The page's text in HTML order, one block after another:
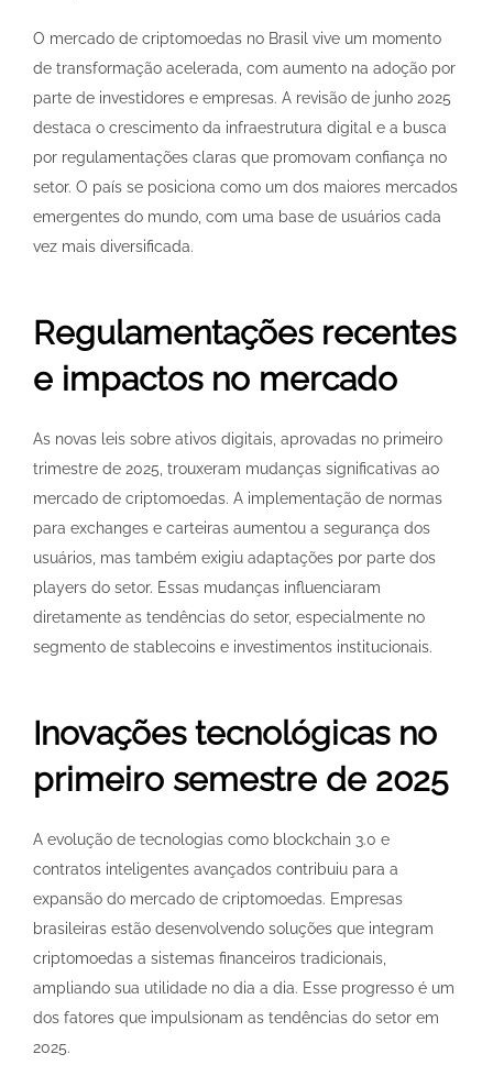
O mercado de criptomoedas no Brasil vive um momento
de transformação acelerada, com aumento na adoção por
parte de investidores e empresas. A revisão de junho 2025
destaca o crescimento da infraestrutura digital e a busca
por regulamentações claras que promovam confiança no
setor. O país se posiciona como um dos maiores mercados
emergentes do mundo, com uma base de usuários cada
vez mais diversificada.
Regulamentações recentes
e impactos no mercado
As novas leis sobre ativos digitais, aprovadas no primeiro
trimestre de 2025, trouxeram mudanças significativas ao
mercado de criptomoedas. A implementação de normas
para exchanges e carteiras aumentou a segurança dos
usuários, mas também exigiu adaptações por parte dos
players do setor. Essas mudanças influenciaram
diretamente as tendências do setor, especialmente no
segmento de stablecoins e investimentos institucionais.
Inovações tecnológicas no
primeiro semestre de 2025
A evolução de tecnologias como blockchain 3.0 e
contratos inteligentes avançados contribuiu para a
expansão do mercado de criptomoedas. Empresas
brasileiras estão desenvolvendo soluções que integram
criptomoedas a sistemas financeiros tradicionais,
ampliando sua utilidade no dia a dia. Esse progresso é um
dos fatores que impulsionam as tendências do setor em
2025.